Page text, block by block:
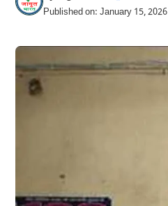
Published on: January 15, 2026